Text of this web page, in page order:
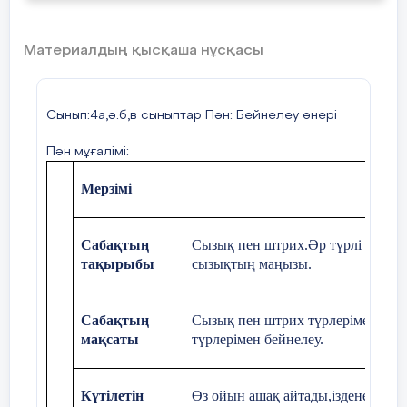
Материалдың қысқаша нұсқасы
Сынып:4а,ә.б,в сыныптар Пән: Бейнелеу өнері
Пән мұғалімі:
Мерзімі
Сабақтың
тақырыбы
Сызық пен штрих.Әр түрлі
сызықтың маңызы.
Сабақтың
мақсаты
Сызық пен штрих түрлерімен
түрлерімен бейнелеу.
Күтілетін Өз ойын ашақ